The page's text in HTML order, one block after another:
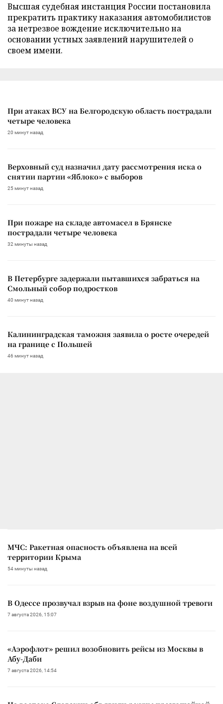
Высшая судебная инстанция России постановила
прекратить практику наказания автомобилистов
за нетрезвое вождение исключительно на
основании устных заявлений нарушителей о
своем имени.
При атаках ВСУ на Белгородскую область пострадали
четыре человека
20 минут назад
Верховный суд назначил дату рассмотрения иска о
снятии партии «Яблоко» с выборов
25 минут назад
При пожаре на складе автомасел в Брянске
пострадали четыре человека
32 минуты назад
В Петербурге задержали пытавшихся забраться на
Смольный собор подростков
40 минут назад
Калининградская таможня заявила о росте очередей
на границе с Польшей
46 минут назад
МЧС: Ракетная опасность объявлена на всей
территории Крыма
54 минуты назад
В Одессе прозвучал взрыв на фоне воздушной тревоги
7 августа 2026, 15:07
«Аэрофлот» решил возобновить рейсы из Москвы в
Абу-Даби
7 августа 2026, 14:54